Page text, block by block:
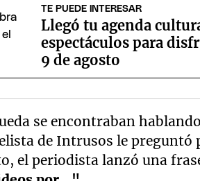
TE PUEDE INTERESAR
Llegó tu agenda
espectáculos para
9 de agosto
se encontraban
de Intrusos le preguntó
el periodista lanzó una